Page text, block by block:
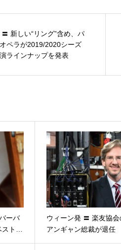
新しい“リング”含め、パ
ペラが2019/2020シーズ
ラインナップを発表
ーバ
ト…
ウィーン発 〓 楽友協会
アンギャン総裁が退任